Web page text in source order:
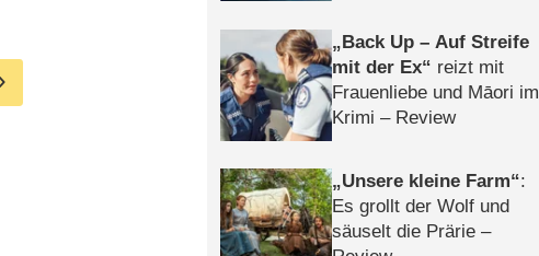
Back Up – Auf Streife
mit der Ex
reizt mit
Frauenliebe und Māori im
Krimi – Review
Unsere kleine Farm :
Es grollt der Wolf und
säuselt die Prärie –